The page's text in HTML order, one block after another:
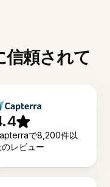
信頼されて
で8,200件以
のレビュー